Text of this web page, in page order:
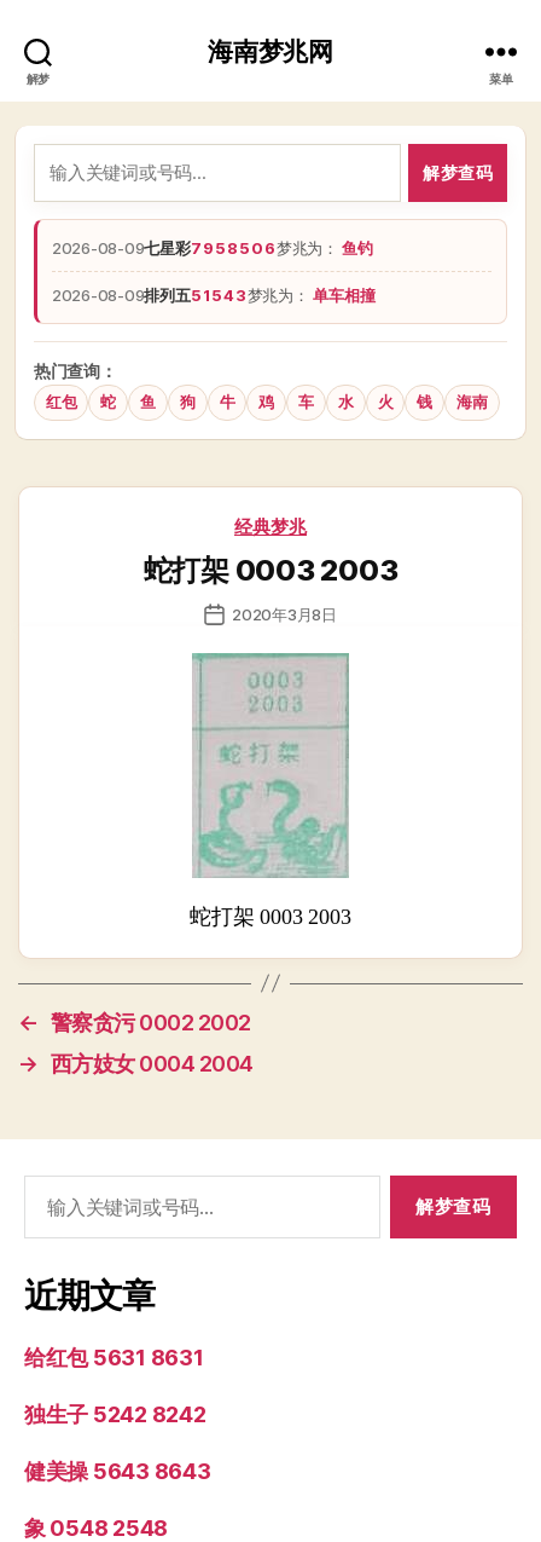
解梦
海南梦兆网
菜单
解梦查码
2026-08-09七星彩7958506梦兆为：鱼钓
2026-08-09排列五51543梦兆为：单车相撞
热门查询：
红包 蛇 鱼 狗 牛 鸡 车 水 火 钱 海南
分
经典梦兆
蛇打架 0003 2003
发
日
2020年3月8日
蛇打架 0003 2003
← 警察贪污 0002 2002
→ 西方妓女 0004 2004
索：
近期文章
给红包 5631 8631
独生子 5242 8242
健美操 5643 8643
象 0548 2548